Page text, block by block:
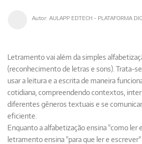
Autor: AULAPP EDTECH - PLATAFORMA
Letramentovai além da simples
(reconhecimento de letras e sons). Trata-
usar a leitura e a escrita de maneira
cotidiana , compreendendo contextos,
diferentes gêneros textuais e se
eficiente.
Enquanto aalfabetizaçãoensina "como ler
letramentoensina "para que ler e escrever"